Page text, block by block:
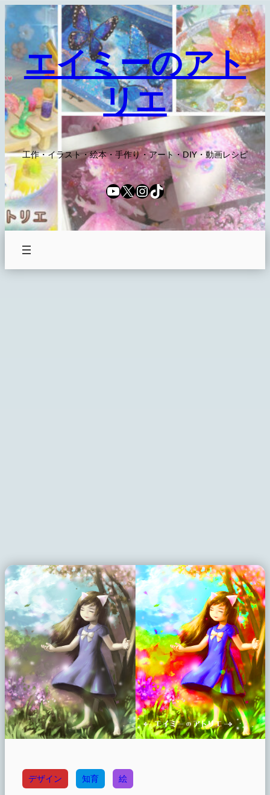
容
を
ス
キ
ッ
プ
エイミーのアト
リエ
工作・イラスト・絵本・手作り・アート・DIY・動画レシピ
YouTube
X Instagram
TikTok
デザイン 知育 絵